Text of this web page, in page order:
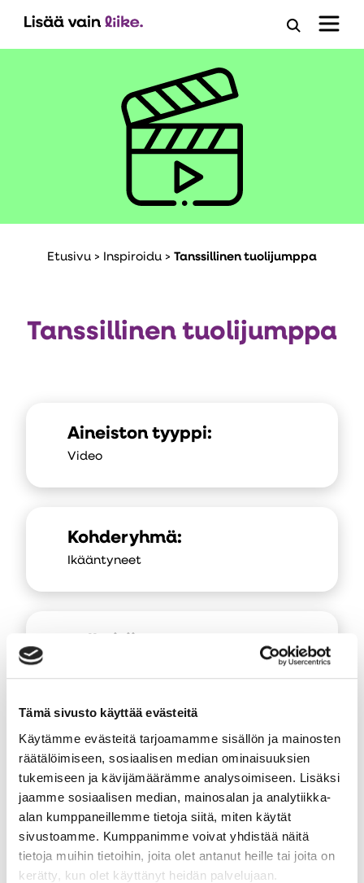
Tämä sivusto käyttää evästeitä
Käytämme evästeitä tarjoamamme sisällön ja mainosten
räätälöimiseen, sosiaalisen median ominaisuuksien
tukemiseen ja kävijämäärämme analysoimiseen. Lisäksi
jaamme sosiaalisen median, mainosalan ja analytiikka-
alan kumppaneillemme tietoja siitä, miten käytät
sivustoamme. Kumppanimme voivat yhdistää näitä
tietoja muihin tietoihin, joita olet antanut heille tai joita on
kerätty, kun olet käyttänyt heidän palvelujaan.
Avaa
Etusivu > Inspiroidu > Tanssillinen tuolijumppa
Tanssillinen tuolijumppa
Aineiston tyyppi:
Video
Kohderyhmä:
Ikääntyneet
Julkaisuvuosi:
Lyhyt kuvaus
materiaalista: